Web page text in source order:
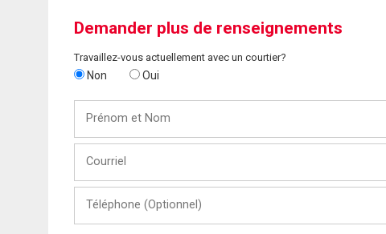
Demander plus de renseignements
Travaillez-vous actuellement avec un courtier?
Non Oui
Nom
(Optionnel)